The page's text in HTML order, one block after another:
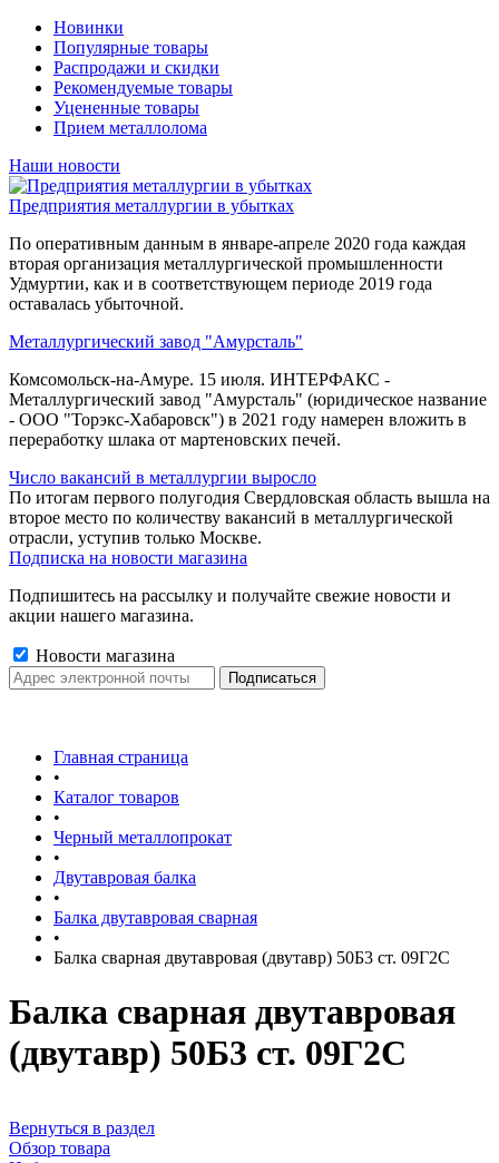
Новинки
Популярные товары
Распродажи и скидки
Рекомендуемые товары
Уцененные товары
Прием металлолома
Наши новости
Предприятия металлургии в убытках
По оперативным данным в январе-апреле 2020 года каждая
вторая организация металлургической промышленности
Удмуртии, как и в соответствующем периоде 2019 года
оставалась убыточной.
Металлургический завод "Амурсталь"
Комсомольск-на-Амуре. 15 июля. ИНТЕРФАКС -
Металлургический завод "Амурсталь" (юридическое название
- ООО "Торэкс-Хабаровск") в 2021 году намерен вложить в
переработку шлака от мартеновских печей.
Число вакансий в металлургии выросло
По итогам первого полугодия Свердловская область вышла на
второе место по количеству вакансий в металлургической
отрасли, уступив только Москве.
Подписка на новости магазина
Подпишитесь на рассылку и получайте свежие новости и
акции нашего магазина.
Новости магазина
Главная страница
•
Каталог товаров
•
Черный металлопрокат
•
Двутавровая балка
•
Балка двутавровая сварная
•
Балка сварная двутавровая (двутавр) 50Б3 ст. 09Г2С
Балка сварная двутавровая
(двутавр) 50Б3 ст. 09Г2С
Вернуться в раздел
Обзор товара